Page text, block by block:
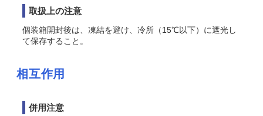
取扱上の注意
個装箱開封後は、凍結を避け、冷所（15℃以下）に遮光し
て保存すること。
相互作用
併用注意